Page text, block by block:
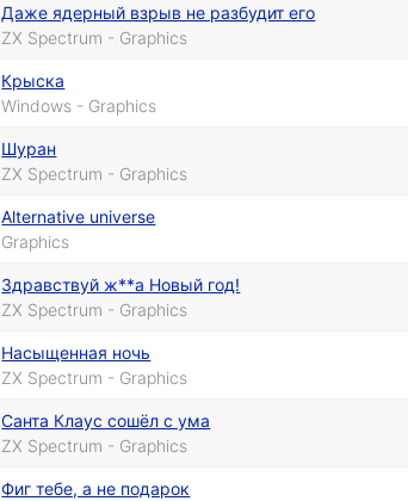
Даже ядерный взрыв не разбудит его
ZX Spectrum - Graphics
Крыска
Windows - Graphics
Шуран
ZX Spectrum - Graphics
Alternative universe
Graphics
Здравствуй ж**а Новый год!
ZX Spectrum - Graphics
Насыщенная ночь
ZX Spectrum - Graphics
Санта Клаус сошёл с ума
ZX Spectrum - Graphics
Фиг тебе, а не подарок